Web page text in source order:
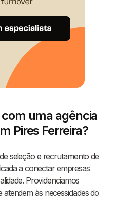
uma agência
Pires Ferreira?
seleção e recrutamento de
a conectar empresas
Providenciamos
às necessidades do